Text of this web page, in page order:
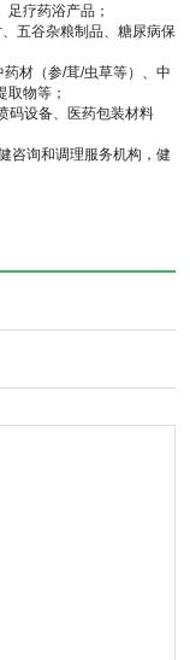
疗药浴产品；
五谷杂粮制品、糖尿病保
材（参/茸/虫草等）、中
物等；
码设备、医药包装材料
咨询和调理服务机构，健